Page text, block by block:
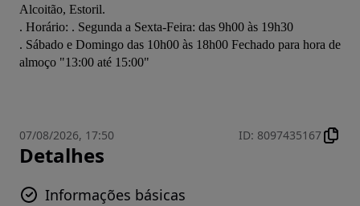
. Horário: . Segunda a Sexta-Feira: das 9h00 às 19h30
. Sábado e Domingo das 10h00 às 18h00 Fechado para hora de
almoço "13:00 até 15:00"
07/08/2026, 17:50 ID: 8097435167
Detalhes
Informações básicas